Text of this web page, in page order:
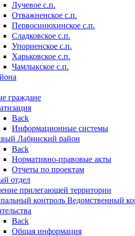
Лучевое с.п.
Отважненское с.п.
Первосинюхинское с.п.
Сладковское с.п.
Упорненское с.п.
Харьковское с.п.
Чамлыкское с.п.
граждане
Back
Информационные системы
Лабинский район
Back
Нормативно-правовые акты
Отчеты по проектам
отдел
прилегающей территории
контроль Ведомственный
Back
Общая информация